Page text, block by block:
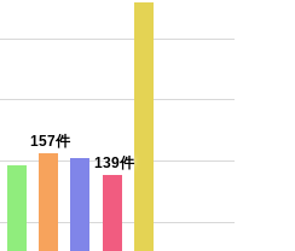
157件
139件